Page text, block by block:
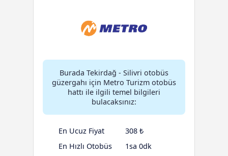
Burada Tekirdağ - Silivri otobüs
güzergahı için Metro Turizm otobüs
hattı ile ilgili temel bilgileri
bulacaksınız:
En Ucuz Fiyat
308 ₺
En Hızlı Otobüs
1sa 0dk